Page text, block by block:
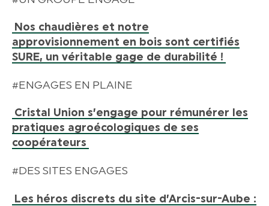
Nos chaudières et notre
approvisionnement en bois sont certifiés
SURE, un véritable gage de durabilité !
#ENGAGES EN PLAINE
Cristal Union s’engage pour rémunérer les
pratiques agroécologiques de ses
coopérateurs
#DES SITES ENGAGES
Les héros discrets du site d’Arcis-sur-Aube :